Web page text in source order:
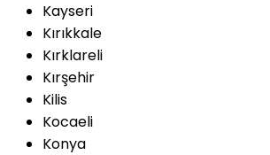
Kayseri
Kırıkkale
Kırklareli
Kırşehir
Kilis
Kocaeli
Konya